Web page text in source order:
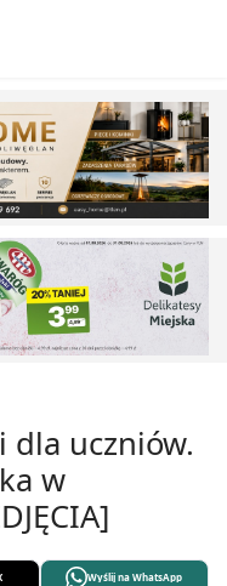
powiat
dla uczniów.
w
Wyślij na WhatsApp